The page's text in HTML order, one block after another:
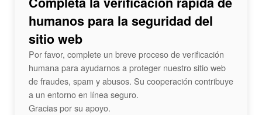
humanos para la seguridad del
sitio web
Por favor, complete un breve proceso de verificación
humana para ayudarnos a proteger nuestro sitio web
de fraudes, spam y abusos. Su cooperación contribuye
a un entorno en línea seguro.
Gracias por su apoyo.